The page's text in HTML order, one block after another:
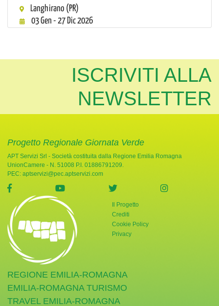
Langhirano (PR)
03 Gen - 27 Dic 2026
ISCRIVITI ALLA
NEWSLETTER
Progetto Regionale Giornata Verde
APT Servizi Srl - Società costituita dalla Regione Emilia Romagna
UnionCamere - N. 51008 P.I. 01886791209.
PEC: aptservizi@pec.aptservizi.com
visita la pagina Facebook di Giornata Verde
visita la pagina YouTube di Giornata
visita la pagina Twitter di
visita la
Il Progetto
Crediti
Cookie Policy
Privacy
REGIONE EMILIA-ROMAGNA
EMILIA-ROMAGNA TURISMO
TRAVEL EMILIA-ROMAGNA